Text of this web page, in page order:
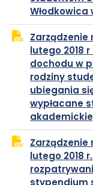
Włodkowica
Zarządzenie
lutego 2018
dochodu w
rodziny
ubiegania
wypłacane
Zarządzenie
lutego 2018
stypendium